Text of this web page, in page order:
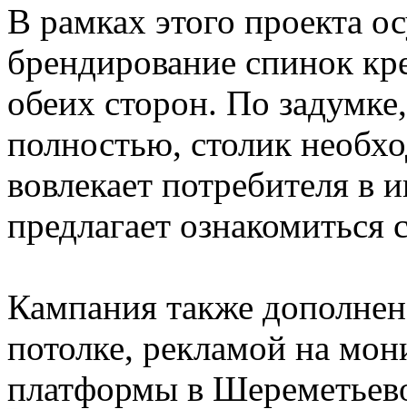
В рамках этого проекта
брендирование спинок
обеих сторон. По
полностью, столик
вовлекает потребителя в
предлагает
Кампания также
потолке, рекламой на
платформы в